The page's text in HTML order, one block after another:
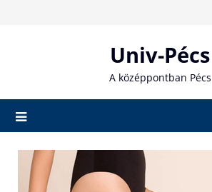
Univ-Pécs
A középpontban Pécs